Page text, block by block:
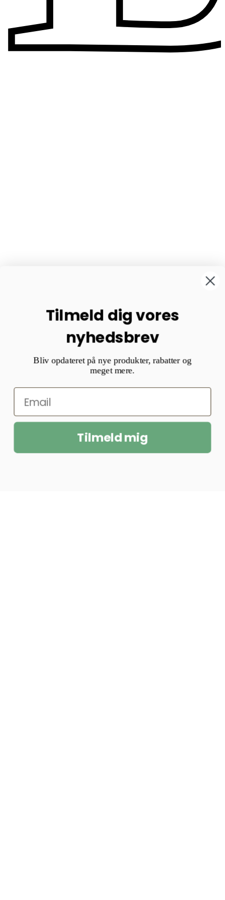
Tilmeld dig vores
nyhedsbrev
Bliv opdateret på nye produkter, rabatter og
meget mere.
Tilmeld mig